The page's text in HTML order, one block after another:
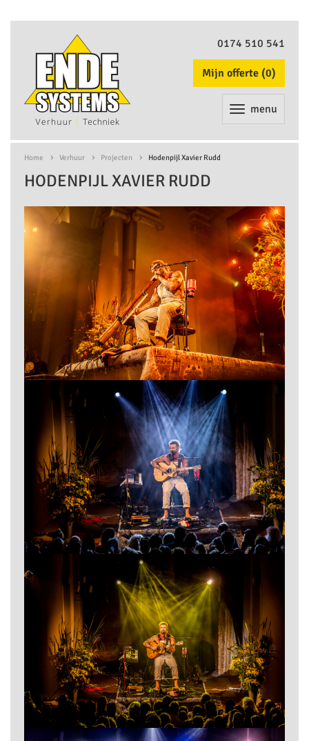
0174 510 541
Mijn offerte (0)
menu
Home Verhuur Projecten Hodenpijl Xavier Rudd
HODENPIJL XAVIER RUDD